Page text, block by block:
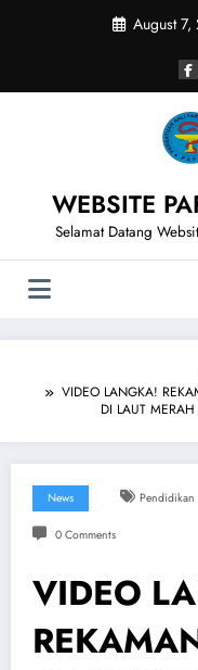
August
WEBSITE
Selamat Datang
VIDEO LANGKA!
DI LAUT
News Pendidikan
0 Comments
VIDEO